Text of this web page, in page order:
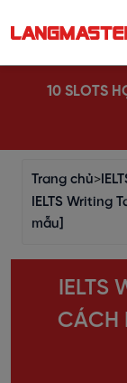
10 SLOTS
Trang chủ>
IELTS Writing
mẫu]
IELTS
CÁCH